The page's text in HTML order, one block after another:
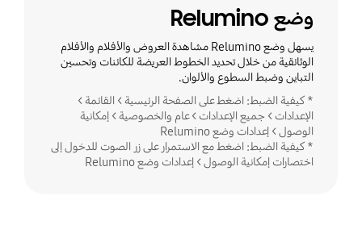
وضع Relumino
يسهل وضع Relumino مشاهدة العروض والأفلام والأفلام
الوثائقية من خلال تحديد الخطوط العريضة للكائنات وتحسين
التباين وضبط السطوع والألوان.
* كيفية الضبط: اضغط على الصفحة الرئيسية > القائمة >
الإعدادات > جميع الإعدادات > عام والخصوصية > إمكانية
الوصول > إعدادات وضع Relumino
* كيفية الضبط: اضغط مع الاستمرار على زر الصوت للدخول إلى
اختصارات إمكانية الوصول > إعدادات وضع Relumino